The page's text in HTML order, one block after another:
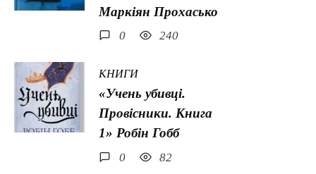
Маркіян Прохасько
0 240
КНИГИ
«Учень убивці.
Провісники. Книга
1» Робін Гобб
0 82